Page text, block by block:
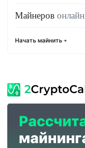
Майнеров онлайн
Начать майнить